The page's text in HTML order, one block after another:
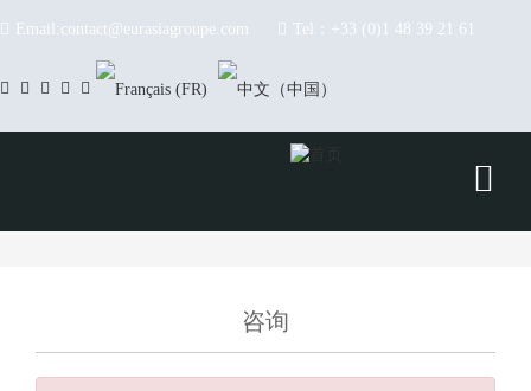
Email:contact@eurasiagroupe.com
Tel：+33 (0)1 48 39 21 61
咨询